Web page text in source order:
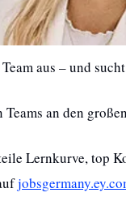
aus – und
an den
Lernkurve, top